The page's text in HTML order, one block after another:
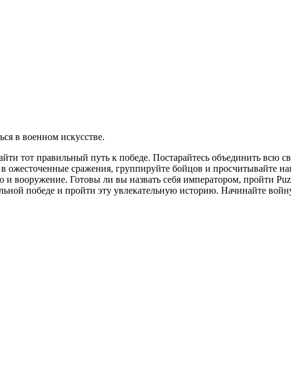
в военном искусстве.
тот правильный путь к победе. Постарайтесь объединить всю
сражения, группируйте бойцов и просчитывайте
Готовы ли вы назвать себя императором, пройти
победе и пройти эту увлекательную историю. Начинайте